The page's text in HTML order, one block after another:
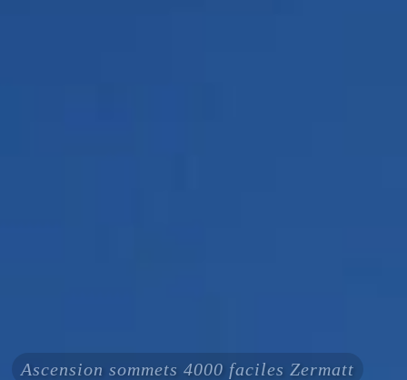
Ascension sommets 4000 faciles Zermatt